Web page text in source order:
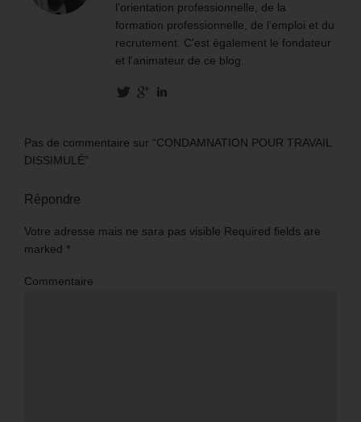
l’orientation professionnelle, de la
formation professionnelle, de l’emploi et du
recrutement. C'est également le fondateur
et l'animateur de ce blog.
Pas de commentaire sur “CONDAMNATION POUR TRAVAIL
DISSIMULÉ”
Répondre
Votre adresse mais ne sara pas visible Required fields are
marked *
Commentaire